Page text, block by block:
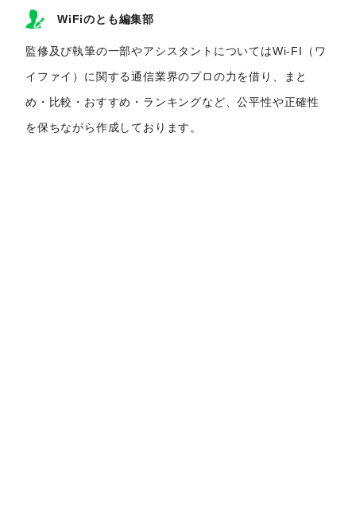
WiFiのとも編集部
監修及び執筆の一部やアシスタントについてはWi-FI（ワ
イファイ）に関する通信業界のプロの力を借り、まと
め・比較・おすすめ・ランキングなど、公平性や正確性
を保ちながら作成しております。